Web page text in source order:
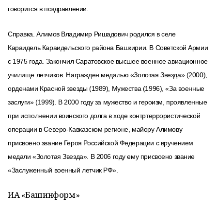
говорится в поздравлении.
Справка. Алимов Владимир Ришадович родился в селе
Караидель Караидельского района Башкирии. В Советской Армии
с 1975 года. Закончил Саратовское высшее военное авиационное
училище летчиков. Награжден медалью «Золотая Звезда» (2000),
орденами Красной звезды (1989), Мужества (1996), «За военные
заслуги» (1999). В 2000 году за мужество и героизм, проявленные
при исполнении воинского долга в ходе контртеррористической
операции в Северо-Кавказском регионе, майору Алимову
присвоено звание Героя Российской Федерации с вручением
медали «Золотая Звезда». В 2006 году ему присвоено звание
«Заслуженный военный летчик РФ».
ИА «Башинформ»